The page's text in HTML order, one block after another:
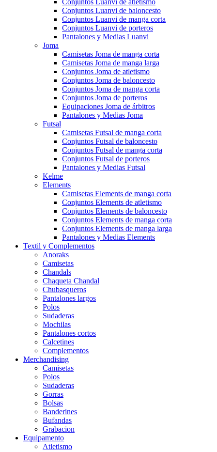
Conjuntos Luanvi de atletismo
Conjuntos Luanvi de baloncesto
Conjuntos Luanvi de manga corta
Conjuntos Luanvi de porteros
Pantalones y Medias Luanvi
Joma
Camisetas Joma de manga corta
Camisetas Joma de manga larga
Conjuntos Joma de atletismo
Conjuntos Joma de baloncesto
Conjuntos Joma de manga corta
Conjuntos Joma de porteros
Equipaciones Joma de árbitros
Pantalones y Medias Joma
Futsal
Camisetas Futsal de manga corta
Conjuntos Futsal de baloncesto
Conjuntos Futsal de manga corta
Conjuntos Futsal de porteros
Pantalones y Medias Futsal
Kelme
Elements
Camisetas Elements de manga corta
Conjuntos Elements de atletismo
Conjuntos Elements de baloncesto
Conjuntos Elements de manga corta
Conjuntos Elements de manga larga
Pantalones y Medias Elements
Textil y Complementos
Anoraks
Camisetas
Chandals
Chaqueta Chandal
Chubasqueros
Pantalones largos
Polos
Sudaderas
Mochilas
Pantalones cortos
Calcetines
Complementos
Merchandising
Camisetas
Polos
Sudaderas
Gorras
Bolsas
Banderines
Bufandas
Grabacion
Equipamento
Atletismo